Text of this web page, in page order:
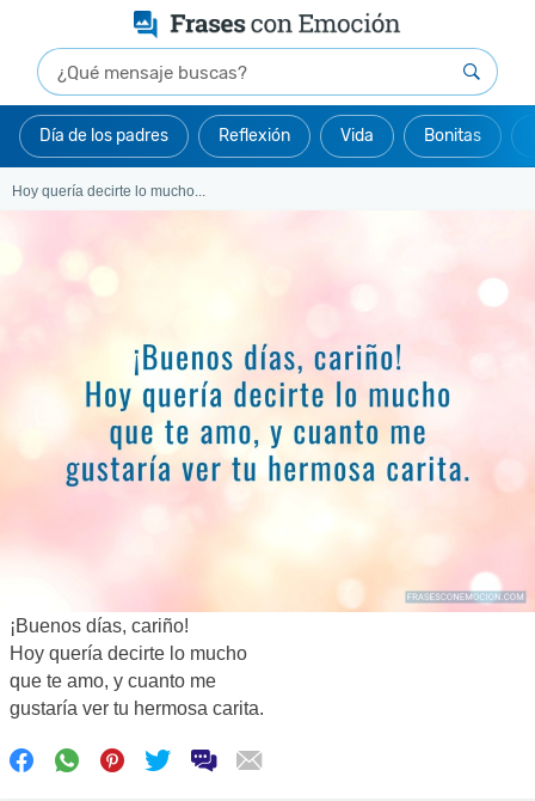
Día de los padres Reflexión Vida Bonitas
Hoy quería decirte lo mucho...
¡Buenos días, cariño!
Hoy quería decirte lo mucho
que te amo, y cuanto me
gustaría ver tu hermosa carita.